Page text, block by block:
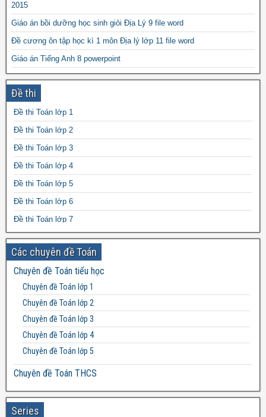
2015
Giáo án bồi dưỡng học sinh giỏi Địa Lý 9 file word
Đề cương ôn tập học kì 1 môn Địa lý lớp 11 file word
Giáo án Tiếng Anh 8 powerpoint
Phenol tác dụng với brom ra chất gì?
15 phiếu tự học Toán và tiếng Việt lớp 1 file word
Vai trò của vùng nhân đối với tế bào vi khuẩn
Bài ôn tập hè Tiếng Việt 3 lên 4 file word
Đề thi
Đề thi Toán lớp 1
Đề thi Toán lớp 2
Đề thi Toán lớp 3
Đề thi Toán lớp 4
Đề thi Toán lớp 5
Đề thi Toán lớp 6
Đề thi Toán lớp 7
Đề thi Toán lớp 8
Đề thi Toán lớp 9
Đề thi Toán lớp 10
Đề thi Toán lớp 11
Đề thi Toán lớp 12
Các chuyên đề Toán
Chuyên đề Toán tiểu học
Chuyên đề Toán lớp 1
Chuyên đề Toán lớp 2
Chuyên đề Toán lớp 3
Chuyên đề Toán lớp 4
Chuyên đề Toán lớp 5
Chuyên đề Toán THCS
Bất đẳng thức THCS
Chuyên đề Toán lớp 6
Series